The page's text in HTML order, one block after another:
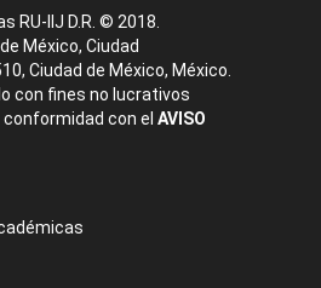
RU-IIJ D.R. © 2018.
México, Ciudad
Ciudad de México, México.
con fines no lucrativos
con el AVISO